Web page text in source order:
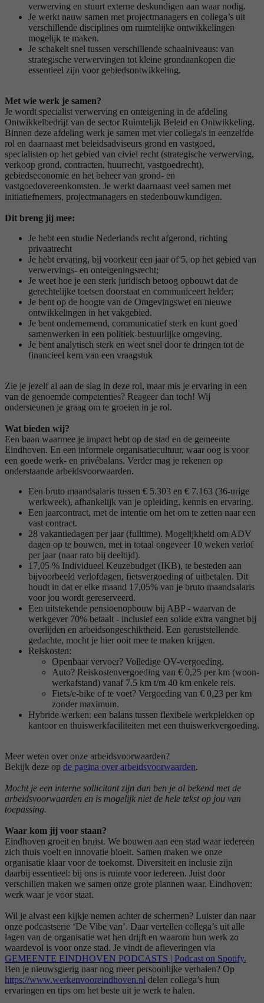
verwerving en stuurt externe deskundigen aan waar nodig.
Je werkt nauw samen met projectmanagers en collega’s uit
verschillende disciplines om ruimtelijke ontwikkelingen
mogelijk te maken.
Je schakelt snel tussen verschillende schaalniveaus: van
strategische verwervingen tot kleine grondaankopen die
essentieel zijn voor gebiedsontwikkeling.
Met wie werk je samen?
Je wordt specialist verwerving en onteigening in de afdeling
Ontwikkelbedrijf van de sector Ruimtelijk Beleid en Ontwikkeling.
Binnen deze afdeling werk je samen met vier collega's in eenzelfde
rol en daarnaast met beleidsadviseurs grond en vastgoed,
specialisten op het gebied van civiel recht (strategische verwerving,
verkoop grond, contracten, huurrecht, vastgoedrecht),
gebiedseconomie en het beheer van grond- en
vastgoedovereenkomsten. Je werkt daarnaast veel samen met
initiatiefnemers, projectmanagers en stedenbouwkundigen.
Dit breng jij mee:
Je hebt een studie Nederlands recht afgerond, richting
privaatrecht
Je hebt ervaring, bij voorkeur een jaar of 5, op het gebied van
verwervings- en onteigeningsrecht;
Je weet hoe je een sterk juridisch betoog opbouwt dat de
gerechtelijke toetsen doorstaat en communiceert helder;
Je bent op de hoogte van de Omgevingswet en nieuwe
ontwikkelingen in het vakgebied.
Je bent ondernemend, communicatief sterk en kunt goed
samenwerken in een politiek-bestuurlijke omgeving.
Je bent analytisch sterk en weet snel door te dringen tot de
financieel kern van een vraagstuk
Zie je jezelf al aan de slag in deze rol, maar mis je ervaring in een
van de genoemde competenties? Reageer dan toch! Wij
ondersteunen je graag om te groeien in je rol.
Wat bieden wij?
Een baan waarmee je impact hebt op de stad en de gemeente
Eindhoven. En een informele organisatiecultuur, waar oog is voor
een goede werk- en privébalans. Verder mag je rekenen op
onderstaande arbeidsvoorwaarden.
Een bruto maandsalaris tussen € 5.303 en € 7.163 (36-urige
werkweek), afhankelijk van je opleiding, kennis en ervaring.
Een jaarcontract, met de intentie om het om te zetten naar een
vast contract.
28 vakantiedagen per jaar (fulltime). Mogelijkheid om ADV
dagen op te bouwen, met in totaal ongeveer 10 weken verlof
per jaar (naar rato bij deeltijd).
17,05 % Individueel Keuzebudget (IKB), te besteden aan
bijvoorbeeld verlofdagen, fietsvergoeding of uitbetalen. Dit
houdt in dat er elke maand 17,05% van je bruto maandsalaris
voor jou wordt gereserveerd.
Een uitstekende pensioenopbouw bij ABP - waarvan de
werkgever 70% betaalt - inclusief een solide extra vangnet bij
overlijden en arbeidsongeschiktheid. Een geruststellende
gedachte, mocht je hier ooit mee te maken krijgen.
Reiskosten:
Openbaar vervoer? Volledige OV-vergoeding.
Auto? Reiskostenvergoeding van € 0,25 per km (woon-
werkafstand) vanaf 7.5 km t/m 40 km enkele reis.
Fiets/e-bike of te voet? Vergoeding van € 0,23 per km
zonder maximum.
Hybride werken: een balans tussen flexibele werkplekken op
kantoor en thuiswerkfaciliteiten met een thuiswerkvergoeding.
Meer weten over onze arbeidsvoorwaarden?
Bekijk deze op de pagina over arbeidsvoorwaarden.
Mocht je een interne sollicitant zijn dan ben je al bekend met de
arbeidsvoorwaarden en is mogelijk niet de hele tekst op jou van
toepassing.
Waar kom jij voor staan?
Eindhoven groeit en bruist. We bouwen aan een stad waar iedereen
zich thuis voelt en innovatie bloeit. Samen maken we onze
organisatie klaar voor de toekomst. Diversiteit en inclusie zijn
daarbij essentieel: bij ons is ruimte voor iedereen. Juist door
verschillen maken we samen onze grote plannen waar. Eindhoven:
werk waar je voor staat.
Wil je alvast een kijkje nemen achter de schermen? Luister dan naar
onze podcastserie ‘De Vibe van’. Daar vertellen collega’s uit alle
lagen van de organisatie wat hen drijft en waarom hun werk zo
waardevol is voor onze stad. Je vindt de afleveringen via
GEMEENTE EINDHOVEN PODCASTS | Podcast on Spotify.
Ben je nieuwsgierig naar nog meer persoonlijke verhalen? Op
https://www.werkenvooreindhoven.nl delen collega’s hun
ervaringen en tips om het beste uit je werk te halen.